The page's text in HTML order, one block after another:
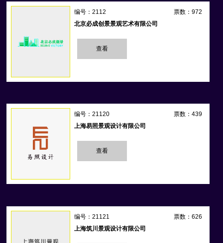
票数：972
编号：2112
北京必成创景景观艺术有限公司
查看
票数：439
编号：21120
上海易照景观设计有限公司
查看
票数：626
编号：21121
上海筑川景观设计有限公司